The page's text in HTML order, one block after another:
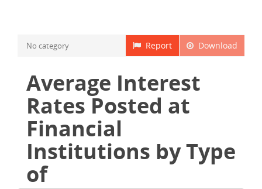
Download
Report
No category
Average Interest
Rates Posted at
Financial
Institutions by Type
of